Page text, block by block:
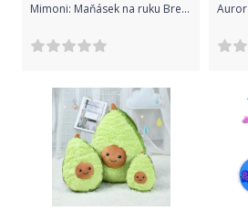
Mimoni: Maňásek na ruku Breakout Carl